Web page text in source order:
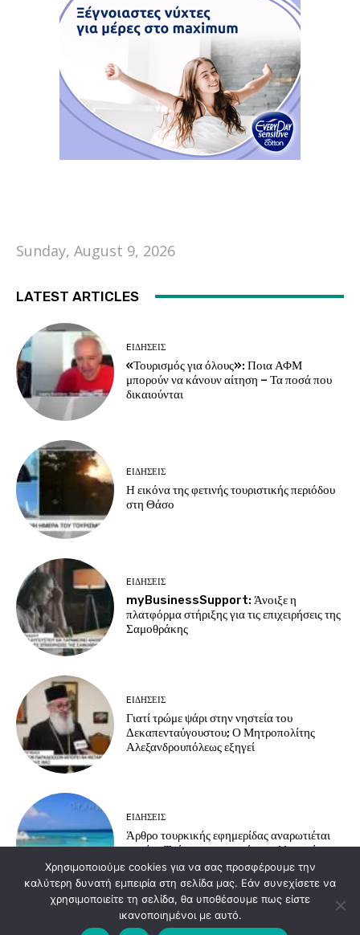
Sunday, August 9, 2026
LATEST ARTICLES
EΙΔΗΣΕΙΣ
«Τουρισμός για όλους»: Ποια ΑΦΜ
μπορούν να κάνουν αίτηση – Τα ποσά που
δικαιούνται
EΙΔΗΣΕΙΣ
Η εικόνα της φετινής τουριστικής περιόδου
στη Θάσο
EΙΔΗΣΕΙΣ
myBusinessSupport: Άνοιξε η
πλατφόρμα στήριξης για τις επιχειρήσεις της
Σαμοθράκης
EΙΔΗΣΕΙΣ
Γιατί τρώμε ψάρι στην νηστεία του
Δεκαπενταύγουστου; Ο Μητροπολίτης
Αλεξανδρουπόλεως εξηγεί
EΙΔΗΣΕΙΣ
Άρθρο τουρκικής εφημερίδας αναρωτιέται
γιατί οι Τούρκοι προτιμούν τα ελληνικά
νησιά για διακοπές
Load more
Χρησιμοποιούμε cookies για να σας προσφέρουμε την
καλύτερη δυνατή εμπειρία στη σελίδα μας. Εάν συνεχίσετε να
χρησιμοποιείτε τη σελίδα, θα υποθέσουμε πως είστε
ικανοποιημένοι με αυτό.